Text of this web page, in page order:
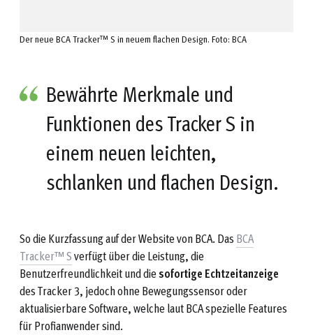
Der neue BCA Tracker™ S in neuem flachen Design. Foto: BCA
Bewährte Merkmale und
Funktionen des Tracker S in
einem neuen leichten,
schlanken und flachen Design.
So die Kurzfassung auf der Website von BCA. Das BCA
Tracker™ Sverfügt über die Leistung, die
Benutzerfreundlichkeit und diesofortige Echtzeitanzeige
des Tracker 3, jedoch ohne Bewegungssensor oder
aktualisierbare Software, welche laut BCA spezielle Features
für Profianwender sind.